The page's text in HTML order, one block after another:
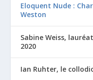
Eloquent Nude :
Weston
Sabine Weiss,
2020
Ian Ruhter, le